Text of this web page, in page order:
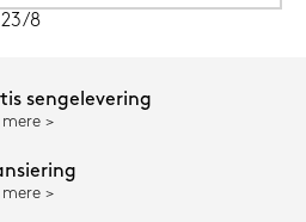
8
sengelevering